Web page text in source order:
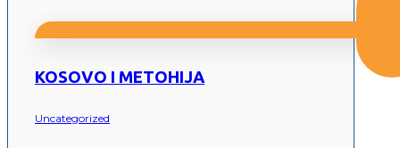
KOSOVO I METOHIJA
Uncategorized